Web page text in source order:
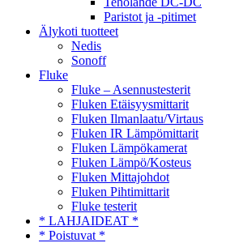
Paristot ja -pitimet
Älykoti tuotteet
Nedis
Sonoff
Fluke
Fluke – Asennustesterit
Fluken Etäisyysmittarit
Fluken Ilmanlaatu/Virtaus
Fluken IR Lämpömittarit
Fluken Lämpökamerat
Fluken Lämpö/Kosteus
Fluken Mittajohdot
Fluken Pihtimittarit
Fluke testerit
* LAHJAIDEAT *
* Poistuvat *